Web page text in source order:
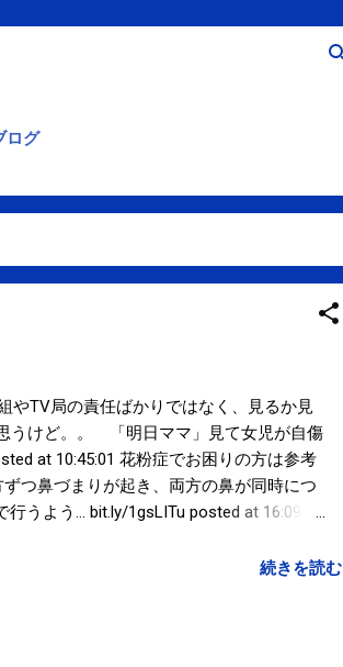
ログ
やTV局の責任ばかりではなく、見るか見
うけど。。 「明日ママ」見て女児が自傷
at 10:45:01 花粉症でお困りの方は参考
つ鼻づまりが起き、両方の鼻が同時につ
うよう... bit.ly/1gsLITu posted at 16:09:39
信拒否にしたら非通知でかけてくると続きを読む